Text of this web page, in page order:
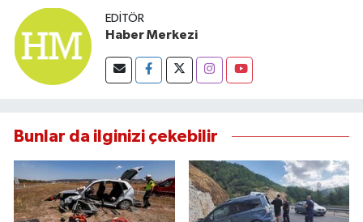
EDITÖR
Haber Merkezi
Bunlar da ilginizi çekebilir
TEKNOLOJİ
Trend
VİZYONDAKİLER
YAŞAM